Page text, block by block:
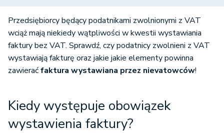
Przedsiębiorcy będący podatnikami zwolnionymi z VAT
wciąż mają niekiedy wątpliwości w kwestii wystawiania
faktury bez VAT. Sprawdź, czy podatnicy zwolnieni z VAT
wystawiają fakturę oraz jakie jakie elementy powinna
zawieraćfaktura wystawiana przez nievatowców!
Kiedy występuje obowiązek
wystawienia faktury?